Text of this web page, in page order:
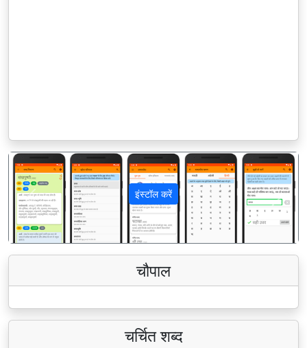
इंस्टॉल करें
पिछला अगला
चौपाल
चर्चित शब्द